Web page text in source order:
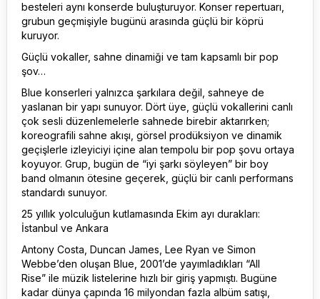
besteleri aynı konserde buluşturuyor. Konser repertuarı,
grubun geçmişiyle bugünü arasında güçlü bir köprü
kuruyor.
Güçlü vokaller, sahne dinamiği ve tam kapsamlı bir pop
şov…
Blue konserleri yalnızca şarkılara değil, sahneye de
yaslanan bir yapı sunuyor. Dört üye, güçlü vokallerini canlı
çok sesli düzenlemelerle sahnede birebir aktarırken;
koreografili sahne akışı, görsel prodüksiyon ve dinamik
geçişlerle izleyiciyi içine alan tempolu bir pop şovu ortaya
koyuyor. Grup, bugün de “iyi şarkı söyleyen” bir boy
band olmanın ötesine geçerek, güçlü bir canlı performans
standardı sunuyor.
25 yıllık yolculuğun kutlamasında Ekim ayı durakları:
İstanbul ve Ankara
Antony Costa, Duncan James, Lee Ryan ve Simon
Webbe’den oluşan Blue, 2001’de yayımladıkları “All
Rise” ile müzik listelerine hızlı bir giriş yapmıştı. Bugüne
kadar dünya çapında 16 milyondan fazla albüm satışı,